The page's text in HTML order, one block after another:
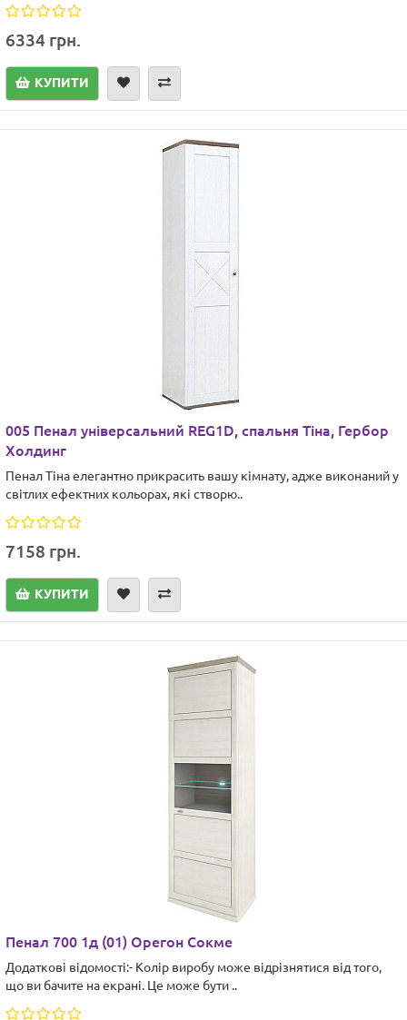
6334 грн.
КУПИТИ
005 Пенал універсальний REG1D, спальня Тіна, Гербор
Холдинг
Пенал Тіна елегантно прикрасить вашу кімнату, адже виконаний у
світлих ефектних кольорах, які створю..
7158 грн.
КУПИТИ
Пенал 700 1д (01) Орегон Сокме
Додаткові відомості:- Колір виробу може відрізнятися від того,
що ви бачите на екрані. Це може бути ..